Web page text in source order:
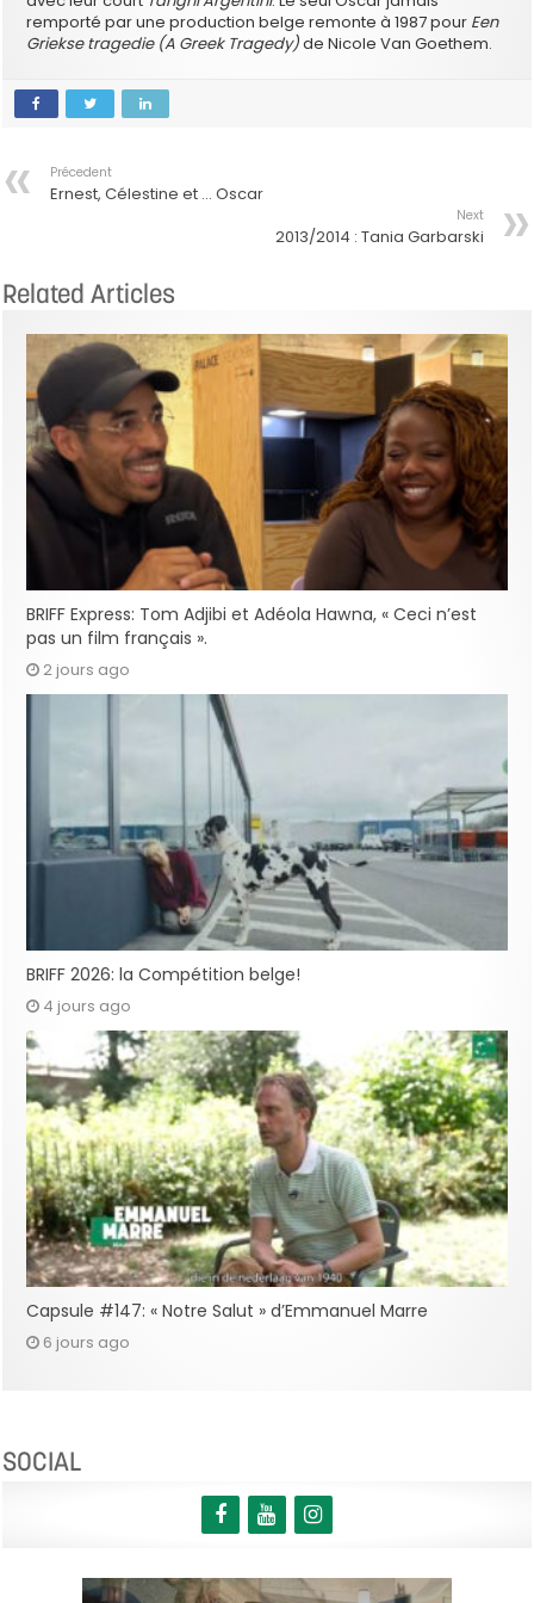
remporté par une production belge remonte à 1987 pour Een
Griekse tragedie (A Greek Tragedy)de Nicole Van Goethem.
Précedent
Ernest, Célestine et … Oscar
Next
2013/2014 : Tania Garbarski
Related Articles
BRIFF Express: Tom Adjibi et Adéola Hawna, « Ceci n’est
pas un film français ».
2 jours ago
BRIFF 2026: la Compétition belge!
4 jours ago
Capsule #147: « Notre Salut » d’Emmanuel Marre
6 jours ago
SOCIAL